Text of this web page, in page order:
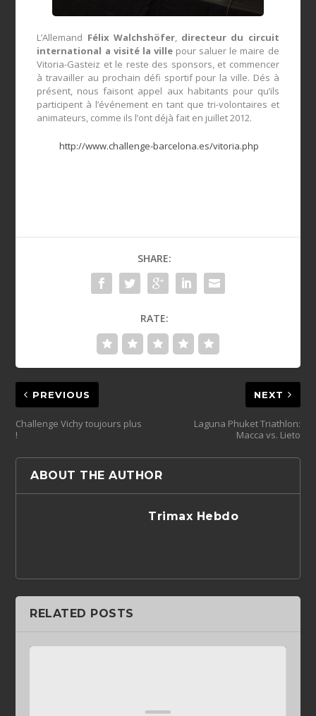
L’Allemand Félix Walchshöfer, directeur du circuit
international a visité la villepour saluer le maire de
Vitoria-Gasteiz et le reste des sponsors, et commencer
à travailler au prochain défi sportif pour la ville. Dés à
présent, nous faisont appel aux habitants pour qu’ils
participent à l’événement en tant que tri-volontaires et
animateurs, comme ils l’ont déjà fait en juillet 2012.
http://www.challenge-barcelona.es/vitoria.php
SHARE:
RATE:
PREVIOUS
Challenge Vichy toujours plus
!
NEXT
Laguna Phuket Triathlon:
Macca vs. Lieto
ABOUT THE AUTHOR
Trimax Hebdo
RELATED POSTS